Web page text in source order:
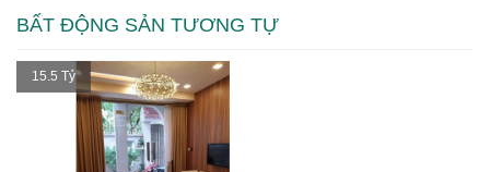
BẤT ĐỘNG SẢN TƯƠNG TỰ
15.5 Tỷ